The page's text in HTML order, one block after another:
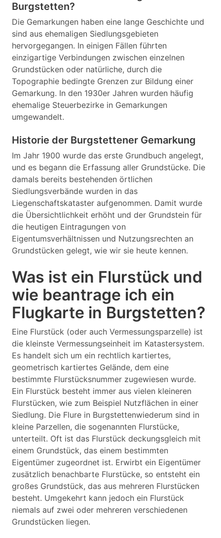
Burgstetten?
Die Gemarkungen haben eine lange Geschichte und
sind aus ehemaligen Siedlungsgebieten
hervorgegangen. In einigen Fällen führten
einzigartige Verbindungen zwischen einzelnen
Grundstücken oder natürliche, durch die
Topographie bedingte Grenzen zur Bildung einer
Gemarkung. In den 1930er Jahren wurden häufig
ehemalige Steuerbezirke in Gemarkungen
umgewandelt.
Historie der Burgstettener Gemarkung
Im Jahr 1900 wurde das erste Grundbuch angelegt,
und es begann die Erfassung aller Grundstücke. Die
damals bereits bestehenden örtlichen
Siedlungsverbände wurden in das
Liegenschaftskataster aufgenommen. Damit wurde
die Übersichtlichkeit erhöht und der Grundstein für
die heutigen Eintragungen von
Eigentumsverhältnissen und Nutzungsrechten an
Grundstücken gelegt, wie wir sie heute kennen.
Was ist ein Flurstück und
wie beantrage ich ein
Flugkarte in Burgstetten?
Eine Flurstück (oder auch Vermessungsparzelle) ist
die kleinste Vermessungseinheit im Katastersystem.
Es handelt sich um ein rechtlich kartiertes,
geometrisch kartiertes Gelände, dem eine
bestimmte Flurstücksnummer zugewiesen wurde.
Ein Flurstück besteht immer aus vielen kleineren
Flurstücken, wie zum Beispiel Nutzflächen in einer
Siedlung. Die Flure in Burgstettenwiederum sind in
kleine Parzellen, die sogenannten Flurstücke,
unterteilt. Oft ist das Flurstück deckungsgleich mit
einem Grundstück, das einem bestimmten
Eigentümer zugeordnet ist. Erwirbt ein Eigentümer
zusätzlich benachbarte Flurstücke, so entsteht ein
großes Grundstück, das aus mehreren Flurstücken
besteht. Umgekehrt kann jedoch ein Flurstück
niemals auf zwei oder mehreren verschiedenen
Grundstücken liegen.